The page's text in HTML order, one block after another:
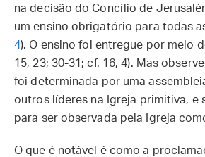
na decisão do Concílio de
um ensino obrigatório para todas
4). O ensino foi entregue por meio
15, 23; 30-31; cf. 16, 4). Mas
foi determinada por uma
outros líderes na Igreja primitiva, e
para ser observada pela Igreja
O que é notável é como a